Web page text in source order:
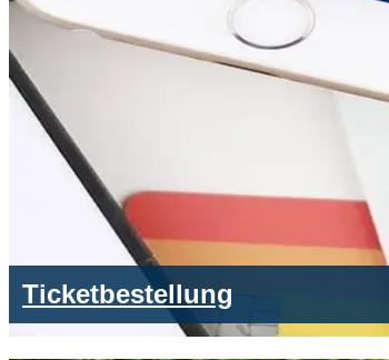
Ticketbestellung